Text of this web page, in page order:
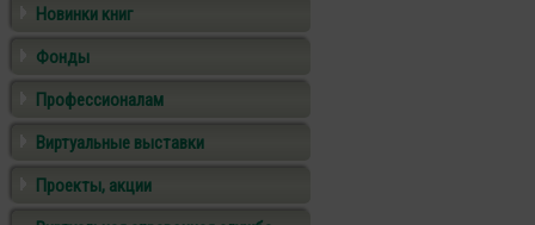
Новинки книг
Фонды
Профессионалам
Виртуальные выставки
Проекты, акции